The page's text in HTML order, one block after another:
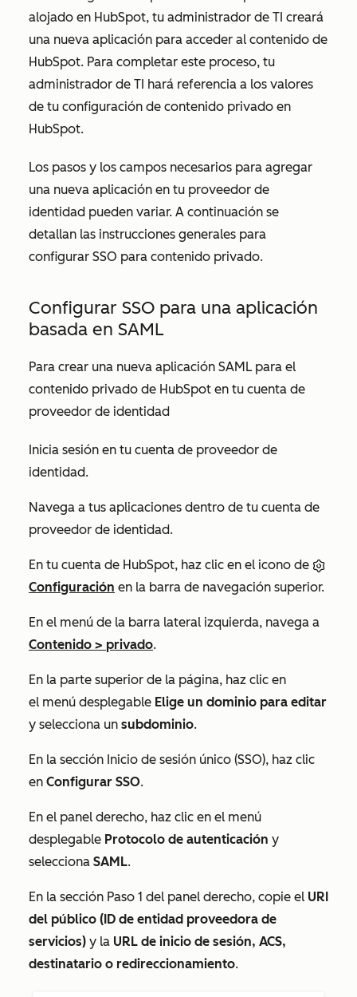
alojado en HubSpot, tu administrador de TI creará
una nueva aplicación para acceder al contenido de
HubSpot. Para completar este proceso, tu
administrador de TI hará referencia a los valores
de tu configuración de contenido privado en
HubSpot.
Los pasos y los campos necesarios para agregar
una nueva aplicación en tu proveedor de
identidad pueden variar. A continuación se
detallan las instrucciones generales para
configurar SSO para contenido privado.
Configurar SSO para una aplicación
basada en SAML
Para crear una nueva aplicación SAML para el
contenido privado de HubSpot en tu cuenta de
proveedor de identidad
Inicia sesión en tu cuenta de proveedor de
identidad.
Navega a tus aplicaciones dentro de tu cuenta de
proveedor de identidad.
En tu cuenta de HubSpot, haz clic en el icono de
Configuración en la barra de navegación superior.
En el menú de la barra lateral izquierda, navega a
Contenido > privado.
En la parte superior de la página, haz clic en
el menú desplegable Elige un dominio para editar
y selecciona un subdominio.
En la sección Inicio de sesión único (SSO), haz clic
en Configurar SSO.
En el panel derecho, haz clic en el menú
desplegable Protocolo de autenticación y
selecciona SAML.
En la sección Paso 1 del panel derecho, copie el URI
del público (ID de entidad proveedora de
servicios) y la URL de inicio de sesión, ACS,
destinatario o redireccionamiento.